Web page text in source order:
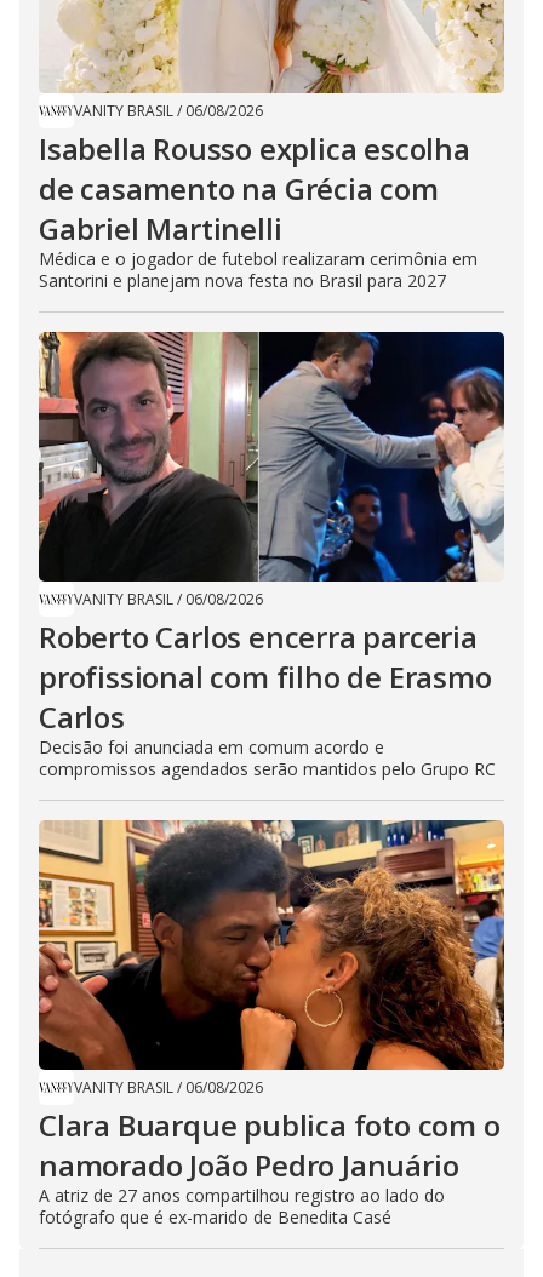
VANITY BRASIL/ 06/08/2026
Isabella Rousso explica escolha
de casamento na Grécia com
Gabriel Martinelli
Médica e o jogador de futebol realizaram cerimônia em
Santorini e planejam nova festa no Brasil para 2027
VANITY BRASIL/ 06/08/2026
Roberto Carlos encerra parceria
profissional com filho de Erasmo
Carlos
Decisão foi anunciada em comum acordo e
compromissos agendados serão mantidos pelo Grupo RC
VANITY BRASIL/ 06/08/2026
Clara Buarque publica foto com o
namorado João Pedro Januário
A atriz de 27 anos compartilhou registro ao lado do
fotógrafo que é ex-marido de Benedita Casé